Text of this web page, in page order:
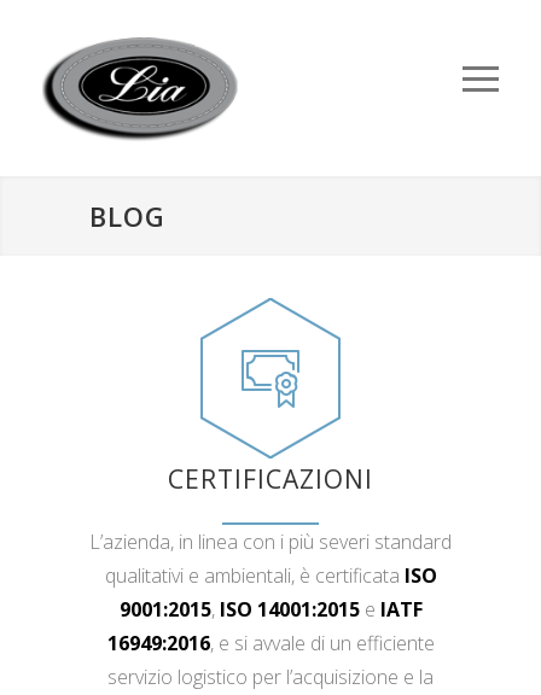
BLOG
CERTIFICAZIONI
L’azienda, in linea con i più severi standard
qualitativi e ambientali, è certificata ISO
9001:2015, ISO 14001:2015e IATF
16949:2016, e si avvale di un efficiente
servizio logistico per l’acquisizione e la